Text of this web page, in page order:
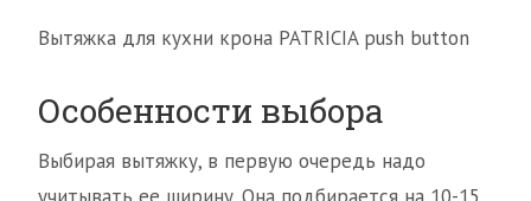
Вытяжка для кухни крона PATRICIA push button
Особенности выбора
Выбирая вытяжку, в первую очередь надо